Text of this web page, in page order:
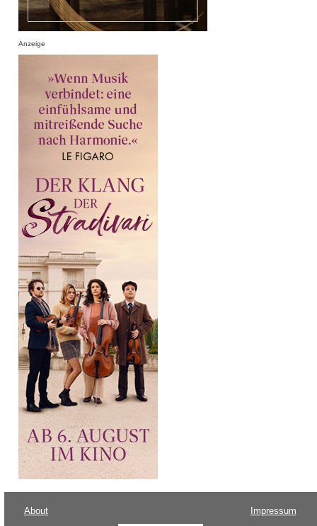
Anzeige
About Impressum